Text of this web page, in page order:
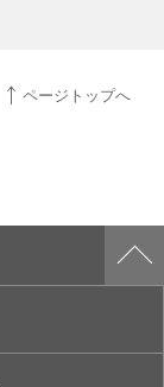
ページトップへ